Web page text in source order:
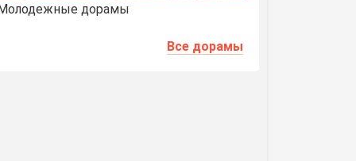
дорамы
Все дорамы